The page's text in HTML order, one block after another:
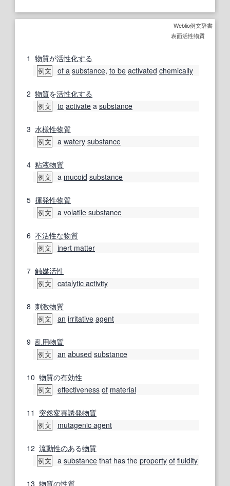
Weblio例文辞書
表面活性物質
1 物質が活性化する
例文 of a substance, to be activated chemically
2 物質を活性化する
例文 to activate a substance
3 水様性物質
例文 a watery substance
4 粘液物質
例文 a mucoid substance
5 揮発性物質
例文 a volatile substance
6 不活性な物質
例文 inert matter
7 触媒活性
例文 catalytic activity
8 刺激物質
例文 an irritative agent
9 乱用物質
例文 an abused substance
10 物質の有効性
例文 effectiveness of material
11 突然変異誘発物質
例文 mutagenic agent
12 流動性のある物質
例文 a substance that has the property of fluidity
13 物質の性質